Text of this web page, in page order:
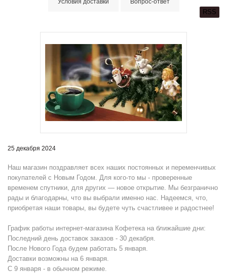
Условия доставки Вопрос-ответ
RSS
25 декабря 2024
Наш магазин поздравляет всех наших постоянных и переменчивых
покупателей с Новым Годом. Для кого-то мы - проверенные
временем спутники, для других — новое открытие. Мы безгранично
рады и благодарны, что вы выбрали именно нас. Надеемся, что,
приобретая наши товары, вы будете чуть счастливее и радостнее!
График работы интернет-магазина Кофетека на ближайшие дни:
Последний день доставок заказов - 30 декабря.
После Нового Года будем работать 5 января.
Доставки возможны на 6 января.
С 9 января - в обычном режиме.